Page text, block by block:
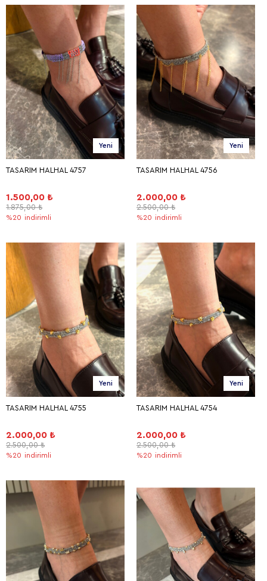
Yeni
TASARIM HALHAL 4757
1.500,00 ₺
1.875,00 ₺
%20 indirimli
Yeni
TASARIM HALHAL 4756
2.000,00 ₺
2.500,00 ₺
%20 indirimli
Yeni
TASARIM HALHAL 4755
2.000,00 ₺
2.500,00 ₺
%20 indirimli
Yeni
TASARIM HALHAL 4754
2.000,00 ₺
2.500,00 ₺
%20 indirimli